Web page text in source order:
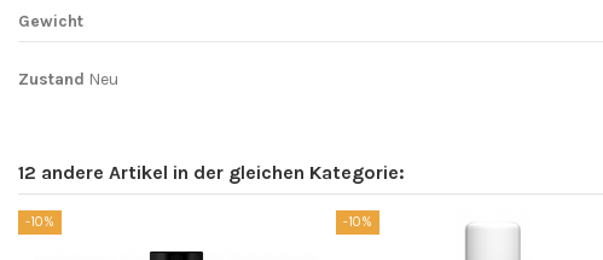
Gewicht
Zustand Neu
12 andere Artikel in der gleichen Kategorie:
-10% -10%